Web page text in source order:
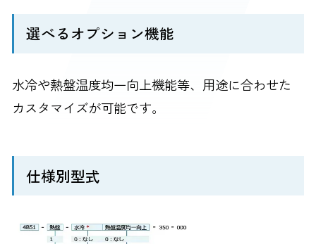
選べるオプション機能
水冷や熱盤温度均一向上機能等、用途に合わせた
カスタマイズが可能です。
仕様別型式